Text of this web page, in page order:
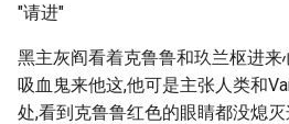
"请进"
黑主灰阎看着克鲁鲁和玖兰枢进来
吸血鬼来他这,他可是主张人类和
处,看到克鲁鲁红色的眼睛都没熄